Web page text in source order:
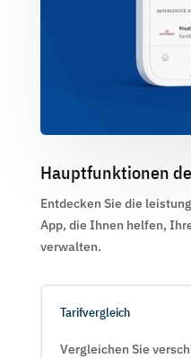
Hauptfunktionen
Entdecken Sie die
App, die Ihnen helfen,
verwalten.
Tarifvergleich
Vergleichen Sie